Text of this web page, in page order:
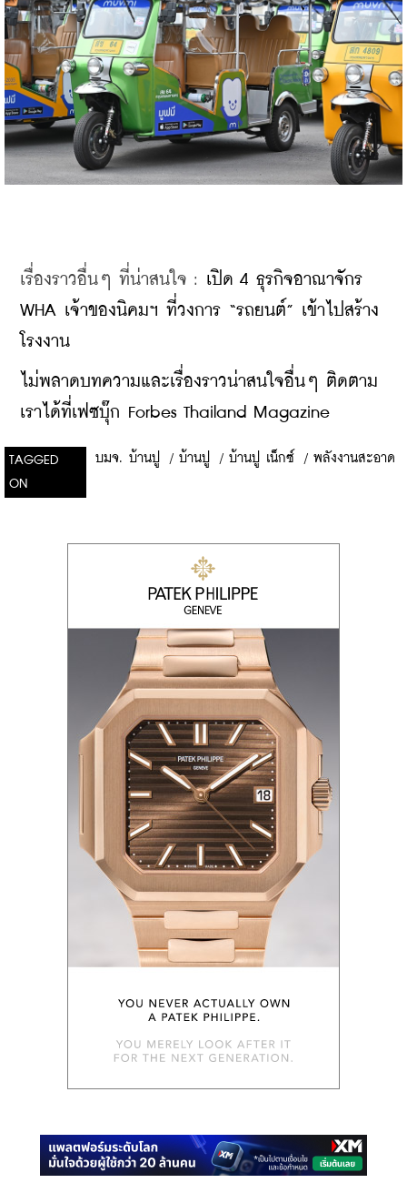
เรื่องราวอื่นๆ ที่น่าสนใจ : เปิด 4 ธุรกิจอาณาจักร
WHA เจ้าของนิคมฯ ที่วงการ “รถยนต์” เข้าไปสร้าง
โรงงาน
ไม่พลาดบทความและเรื่องราวน่าสนใจอื่นๆ ติดตาม
เราได้ที่เฟซบุ๊ก Forbes Thailand Magazine
TAGGED
ON
บมจ. บ้านปู / บ้านปู / บ้านปู เน็กซ์ / พลังงานสะอาด